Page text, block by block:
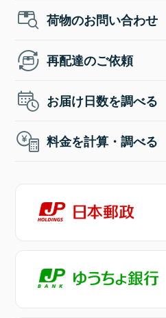
荷物のお問い合わせ
再配達のご依頼
お届け日数を調べる
料金を計算・調べる